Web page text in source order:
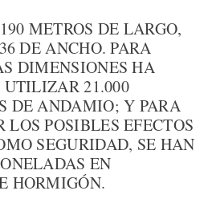
METROS DE LARGO,
DE ANCHO. PARA
DIMENSIONES HA
UTILIZAR 21.000
DE ANDAMIO; Y PARA
LOS POSIBLES EFECTOS
SEGURIDAD, SE HAN
EN
HORMIGÓN.